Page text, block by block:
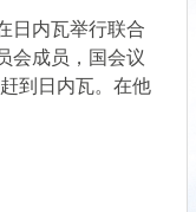
日内瓦举行联合
会成员，国会议
到日内瓦。在他